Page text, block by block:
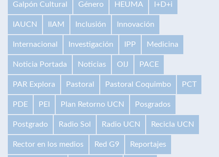
Galpón Cultural Género HEUMA I+D+i
IAUCN IIAM Inclusión Innovación
Internacional Investigación IPP Medicina
Noticia Portada Noticias OIJ PACE
PAR Explora Pastoral Pastoral Coquimbo PCT
PDE PEI Plan Retorno UCN Posgrados
Postgrado Radio Sol Radio UCN Recicla UCN
Rector en los medios Red G9 Reportajes